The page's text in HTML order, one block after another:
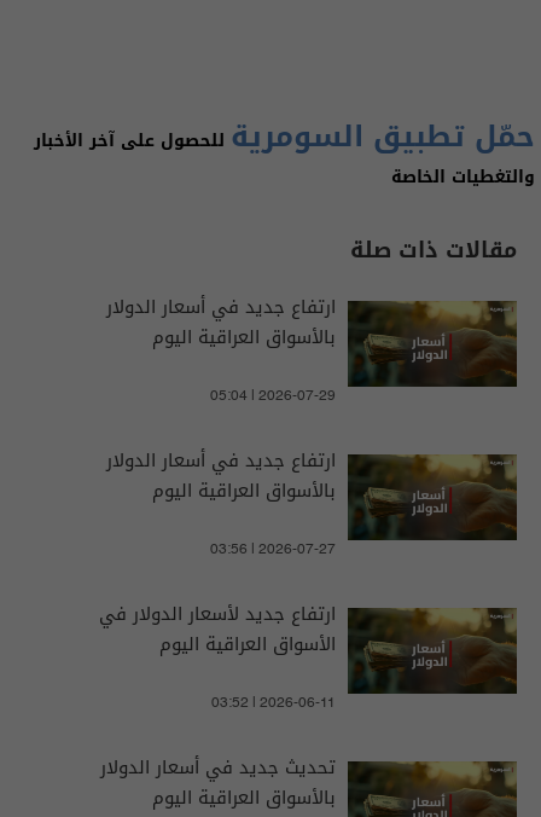
حمّل تطبيق السومرية للحصول على آخر الأخبار
والتغطيات الخاصة
مقالات ذات صلة
ارتفاع جديد في أسعار الدولار
بالأسواق العراقية اليوم
05:04 | 2026-07-29
ارتفاع جديد في أسعار الدولار
بالأسواق العراقية اليوم
03:56 | 2026-07-27
ارتفاع جديد لأسعار الدولار في
الأسواق العراقية اليوم
03:52 | 2026-06-11
تحديث جديد في أسعار الدولار
بالأسواق العراقية اليوم